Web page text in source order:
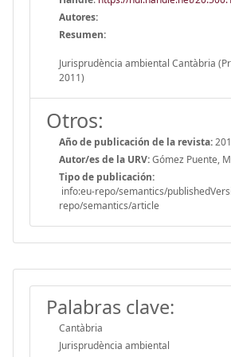
Autores:
Resumen:
Jurisprudència ambiental Cantàbria
2011)
Otros:
Año de publicación de la revista:
Autor/es de la URV:Gómez Puente,
Tipo de publicación:
info:eu-repo/semantics/
repo/semantics/article
Palabras clave:
Cantàbria
Jurisprudència ambiental